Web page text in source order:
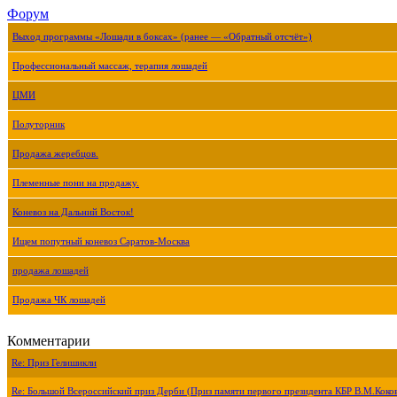
Форум
Выход программы «Лошади в боксах» (ранее — «Обратный отсчёт»)
Профессиональный массаж, терапия лошадей
ЦМИ
Полуторник
Продажа жеребцов.
Племенные пони на продажу.
Коневоз на Дальний Восток!
Ищем попутный коневоз Саратов-Москва
продажа лошадей
Продажа ЧК лошадей
Комментарии
Re: Приз Гелишикли
Re: Большой Всероссийский приз Дерби (Приз памяти первого президента КБР